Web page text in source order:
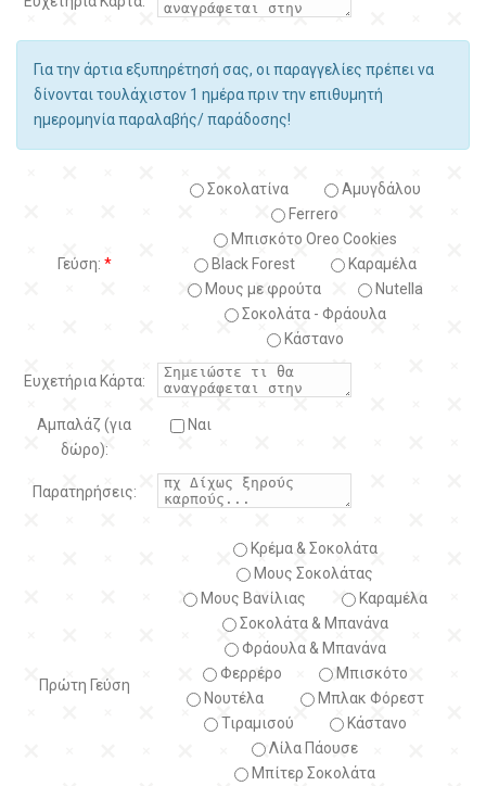
Για την άρτια εξυπηρέτησή σας, οι παραγγελίες πρέπει να
δίνονται τουλάχιστον 1 ημέρα πριν την επιθυμητή
ημερομηνία παραλαβής/ παράδοσης!
Γεύση: *
Σοκολατίνα
Αμυγδάλου
Ferrero
Μπισκότο Oreo Cookies
Black Forest
Kαραμέλα
Μους με φρούτα
Nutella
Σοκολάτα - Φράουλα
Κάστανο
Ευχετήρια Κάρτα:
Αμπαλάζ (για
δώρο):
Ναι
Παρατηρήσεις:
Πρώτη Γεύση
Κρέμα & Σοκολάτα
Μους Σοκολάτας
Μους Βανίλιας
Καραμέλα
Σοκολάτα & Μπανάνα
Φράουλα & Μπανάνα
Φερρέρο
Μπισκότο
Νουτέλα
Μπλακ Φόρεστ
Τιραμισού
Κάστανο
Λίλα Πάουσε
Μπίτερ Σοκολάτα